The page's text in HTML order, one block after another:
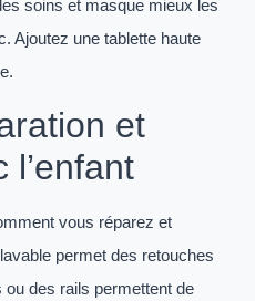
soins et masque mieux les
Ajoutez une tablette haute
et
l’enfant
vous réparez et
permet des retouches
des rails permettent de